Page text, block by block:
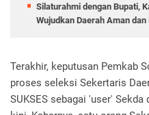
Silaturahmi dengan Bupati,
Wujudkan Daerah Aman
Terakhir, keputusan Pemkab
proses seleksi Sekertaris
SUKSES sebagai 'user'